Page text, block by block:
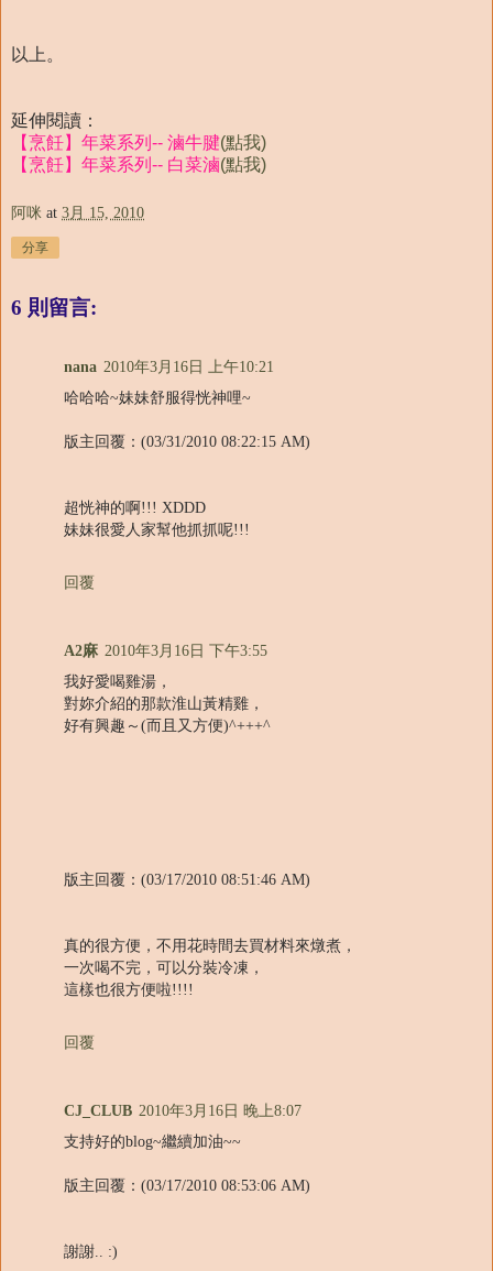
以上。
延伸閱讀：
【烹飪】年菜系列-- 滷牛腱(點我)
【烹飪】年菜系列-- 白菜滷(點我)
阿咪 at 3月 15, 2010
分享
6 則留言:
nana 2010年3月16日 上午10:21
哈哈哈~妹妹舒服得恍神哩~
版主回覆：(03/31/2010 08:22:15 AM)
超恍神的啊!!! XDDD
妹妹很愛人家幫他抓抓呢!!!
回覆
A2麻 2010年3月16日 下午3:55
我好愛喝雞湯，
對妳介紹的那款淮山黃精雞，
好有興趣～(而且又方便)^+++^
版主回覆：(03/17/2010 08:51:46 AM)
真的很方便，不用花時間去買材料來燉煮，
一次喝不完，可以分裝冷凍，
這樣也很方便啦!!!!
回覆
CJ_CLUB 2010年3月16日 晚上8:07
支持好的blog~繼續加油~~
版主回覆：(03/17/2010 08:53:06 AM)
謝謝.. :)